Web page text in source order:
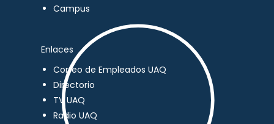
Campus
Enlaces
Correo de Empleados UAQ
Directorio
TV UAQ
Radio UAQ